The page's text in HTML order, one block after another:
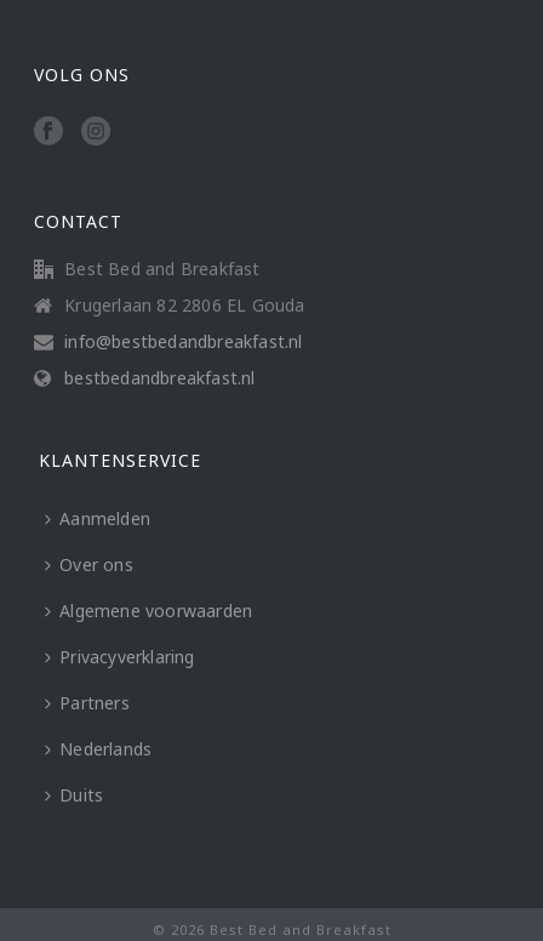
VOLG ONS
CONTACT
Best Bed and Breakfast
Krugerlaan 82 2806 EL Gouda
info@bestbedandbreakfast.nl
bestbedandbreakfast.nl
KLANTENSERVICE
Aanmelden
Over ons
Algemene voorwaarden
Privacyverklaring
Partners
Nederlands
Duits
© 2026 Best Bed and Breakfast